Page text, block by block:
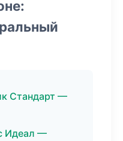
Стандарт —
Идеал —